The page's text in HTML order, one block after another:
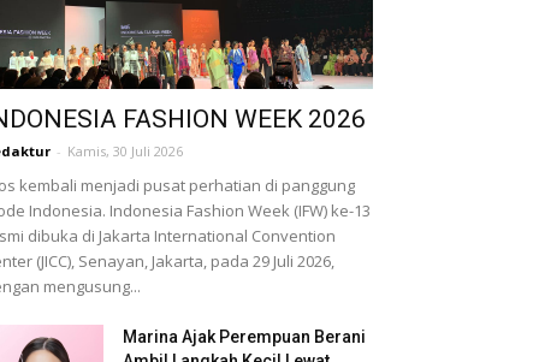
FASHION WEEK 2026
- Kamis, 30 Juli 2026
kembali menjadi pusat perhatian di panggung
Indonesia. Indonesia Fashion Week (IFW) ke-13
dibuka di Jakarta International Convention
(JICC), Senayan, Jakarta, pada 29 Juli 2026,
mengusung...
Marina Ajak Perempuan Berani